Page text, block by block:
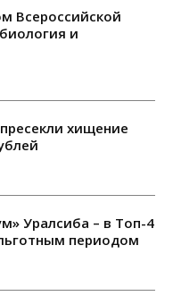
Всероссийской
и
хищение
Уралсиба – в Топ-4
периодом